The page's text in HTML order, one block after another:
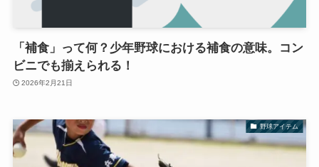
「補食」って何？少年野球における補食の意味。コン
ビニでも揃えられる！
2026年2月21日
野球アイテム